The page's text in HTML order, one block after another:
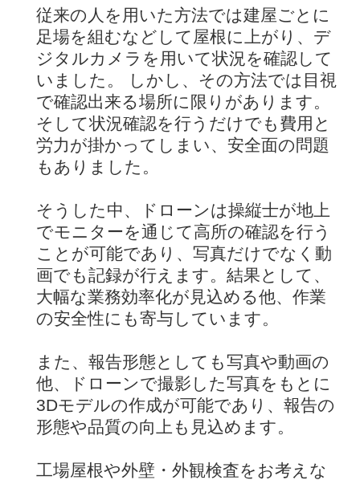
従来の人を用いた方法では建屋ごとに
足場を組むなどして屋根に上がり、デ
ジタルカメラを用いて状況を確認して
いました。 しかし、その方法では目視
で確認出来る場所に限りがあります。
そして状況確認を行うだけでも費用と
労力が掛かってしまい、安全面の問題
もありました。
そうした中、ドローンは操縦士が地上
でモニターを通じて高所の確認を行う
ことが可能であり、写真だけでなく動
画でも記録が行えます。結果として、
大幅な業務効率化が見込める他、作業
の安全性にも寄与しています。
また、報告形態としても写真や動画の
他、ドローンで撮影した写真をもとに
3Dモデルの作成が可能であり、報告の
形態や品質の向上も見込めます。
工場屋根や外壁・外観検査をお考えな